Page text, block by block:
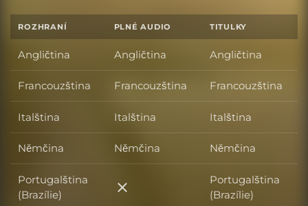
ROZHRANÍ PLNÉ AUDIO TITULKY
Angličtina Angličtina Angličtina
Francouzština Francouzština Francouzština
Italština Italština Italština
Němčina Němčina Němčina
Portugalština
(Brazílie)
Portugalština (Brazílie)
Portugalština
(Brazílie)